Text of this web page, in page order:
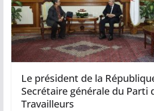
Le président de la
Secrétaire générale du Parti
Travailleurs